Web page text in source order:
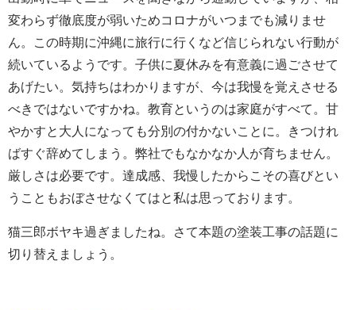
変わらず徹底度が弱いためコロナがいつまでも減りませ
ん。この時期に沖縄に旅行に行くなど信じられない行動が
続いているようです。子供に夏休みを有意義に過ごさせて
あげたい。気持ちはわかりますが、今は我慢を覚えさせる
べきではないですかね。教育というのは家庭がすべて。甘
やかすと大人になっても分別の付かないことに。きつけれ
ばすぐ辞めてしまう。弊社でもなかなか人が育ちません。
厳しさは必要です。達成感、我慢したからこその喜びとい
うこともおぼさせなくてはと私は思っております。
猫三郎ボヤキ過ぎましたね。さて本題の塗装工事の話題に
切り替えましょう。